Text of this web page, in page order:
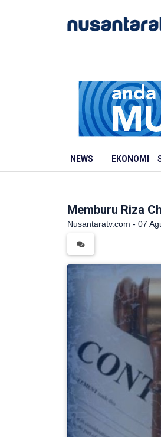
NEWS EKONOMI
Memburu Riza
Nusantaratv.com - 07